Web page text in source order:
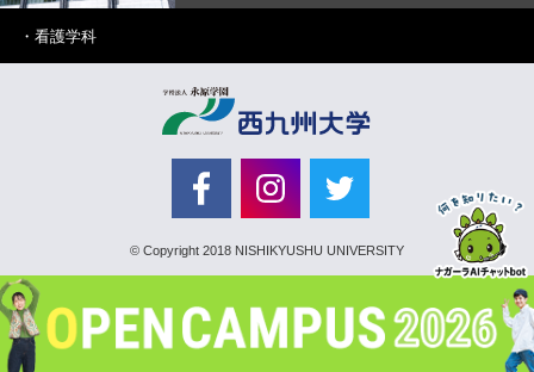
・ 看護学科
© Copyright 2018 NISHIKYUSHU UNIVERSITY